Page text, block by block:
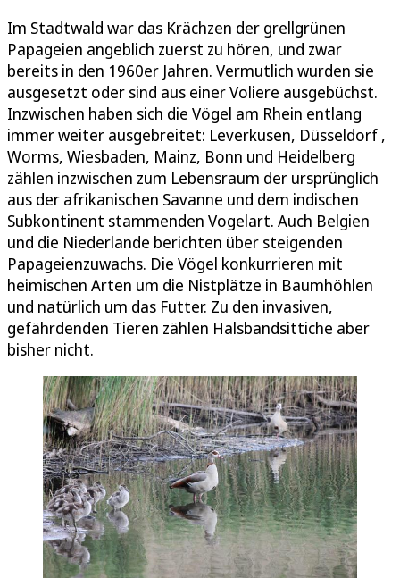
Im Stadtwald war das Krächzen der grellgrünen
Papageien angeblich zuerst zu hören, und zwar
bereits in den 1960er Jahren. Vermutlich wurden sie
ausgesetzt oder sind aus einer Voliere ausgebüchst.
Inzwischen haben sich die Vögel am Rhein entlang
immer weiter ausgebreitet: Leverkusen, Düsseldorf ,
Worms, Wiesbaden, Mainz, Bonn und Heidelberg
zählen inzwischen zum Lebensraum der ursprünglich
aus der afrikanischen Savanne und dem indischen
Subkontinent stammenden Vogelart. Auch Belgien
und die Niederlande berichten über steigenden
Papageienzuwachs. Die Vögel konkurrieren mit
heimischen Arten um die Nistplätze in Baumhöhlen
und natürlich um das Futter. Zu den invasiven,
gefährdenden Tieren zählen Halsbandsittiche aber
bisher nicht.